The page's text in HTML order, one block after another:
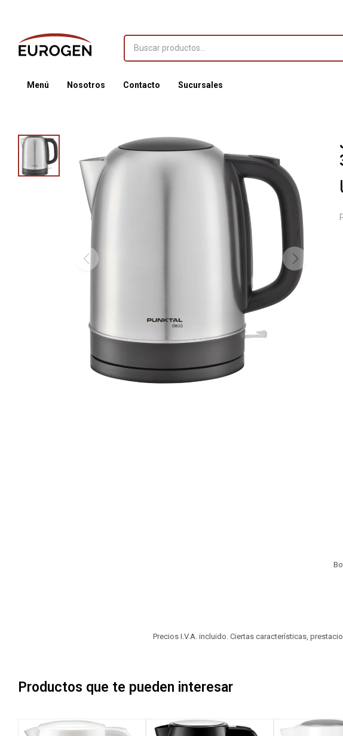
Menú Nosotros Contacto Sucursales
Precios I.V.A. incluido. Ciertas características,
Productos que te pueden interesar